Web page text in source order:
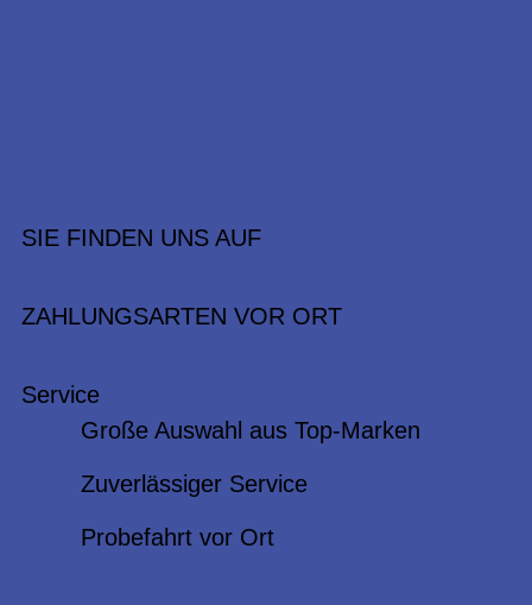
SIE FINDEN UNS AUF
ZAHLUNGSARTEN VOR ORT
Service
Große Auswahl aus Top-Marken
Zuverlässiger Service
Probefahrt vor Ort